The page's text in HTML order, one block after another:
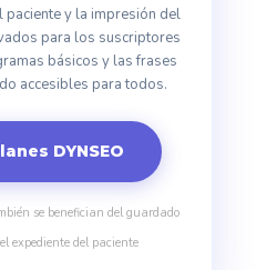
paciente y la impresión del
para los suscriptores
básicos y las frases
accesibles para todos.
DYNSEO
se benefician del guardado
expediente del paciente